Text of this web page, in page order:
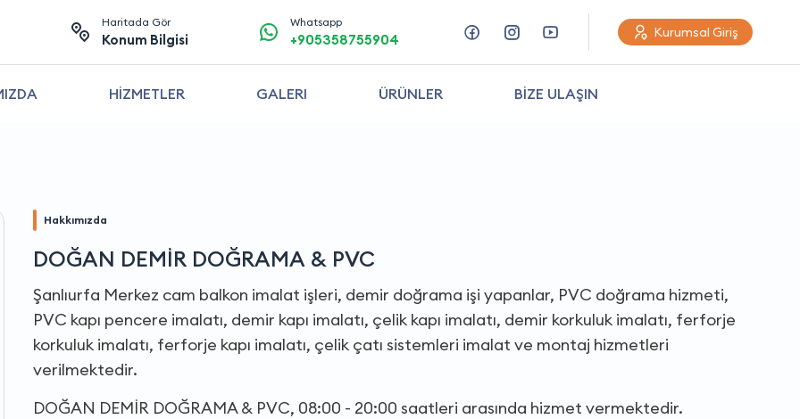
Haritada Gör
Konum Bilgisi
Whatsapp
+905358755904 Kurumsal Giriş
HİZMETLER GALERI ÜRÜNLER BİZE ULAŞIN
Hakkımızda
DOĞAN DEMİR DOĞRAMA & PVC
Şanlıurfa Merkez cam balkon imalat işleri, demir doğrama işi yapanlar, PVC doğrama hizmeti,
PVC kapı pencere imalatı, demir kapı imalatı, çelik kapı imalatı, demir korkuluk imalatı, ferforje
korkuluk imalatı, ferforje kapı imalatı, çelik çatı sistemleri imalat ve montaj hizmetleri
verilmektedir.
DOĞAN DEMİR DOĞRAMA & PVC, 08:00 - 20:00 saatleri arasında hizmet vermektedir.